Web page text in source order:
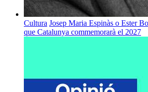
Cultura Josep Maria Espinàs o Ester
que Catalunya commemorarà el 2027